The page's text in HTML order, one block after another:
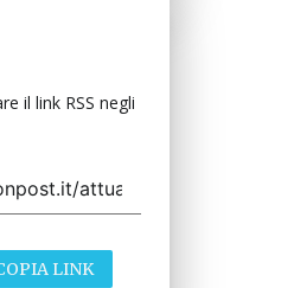
il link RSS negli
LINK